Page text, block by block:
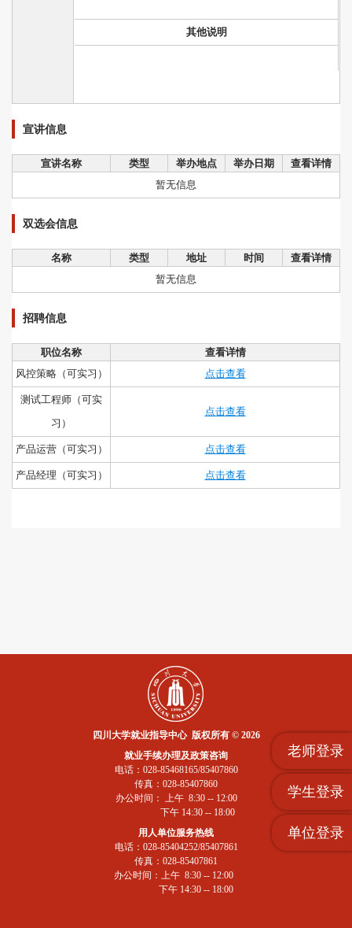
老师登录
学生登录
单位登录
其他说明
宣讲信息
宣讲名称 类型 举办地点 举办日期
查看详情
暂无信息
双选会信息
名称 类型 地址 时间
查看详情
暂无信息
招聘信息
职位名称
查看详情
风控策略（可实习）
点击查看
测试工程师（可实
习）
点击查看
产品运营（可实习） 点击查看
产品经理（可实习） 点击查看
四川大学就业指导中心 版权所有 © 2026
就业手续办理及政策咨询
电话：028-85468165/85407860
传真：028-85407860
办公时间： 上午 8:30 -- 12:00
下午 14:30 -- 18:00
用人单位服务热线
电话：028-85404252/85407861
传真：028-85407861
办公时间：上午 8:30 -- 12:00
下午 14:30 -- 18:00